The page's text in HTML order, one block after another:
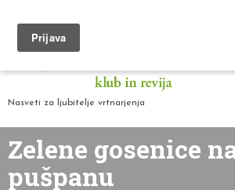
Nasveti za ljubitelje vrtnarjenja
Zelene gosenice
pušpanu